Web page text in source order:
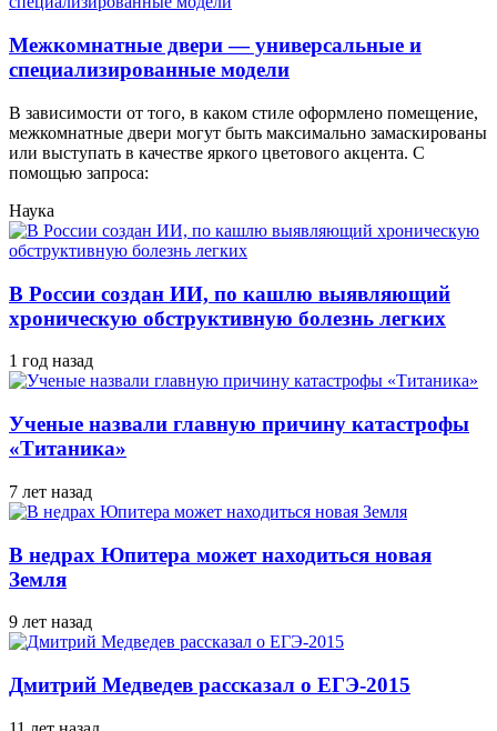
Межкомнатные двери — универсальные и
специализированные модели
В зависимости от того, в каком стиле оформлено помещение,
межкомнатные двери могут быть максимально замаскированы
или выступать в качестве яркого цветового акцента. С
помощью запроса:
Наука
В России создан ИИ, по кашлю выявляющий
хроническую обструктивную болезнь легких
1 год назад
Ученые назвали главную причину катастрофы
«Титаника»
7 лет назад
В недрах Юпитера может находиться новая
Земля
9 лет назад
Дмитрий Медведев рассказал о ЕГЭ-2015